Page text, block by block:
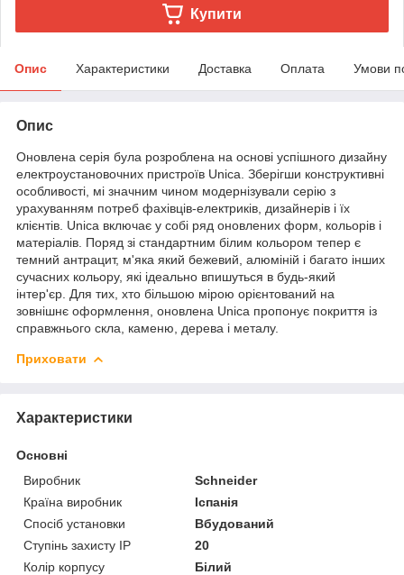
Купити
Опис Характеристики Доставка Оплата Умови
Опис
Оновлена серія була розроблена на основі успішного дизайну
електроустановочних пристроїв Unica. Зберігши конструктивні
особливості, мі значним чином модернізували серію з
урахуванням потреб фахівців-електриків, дизайнерів і їх
клієнтів. Unica включає у собі ряд оновлених форм, кольорів і
матеріалів. Поряд зі стандартним білим кольором тепер є
темний антрацит, м'яка який бежевий, алюміній і багато інших
сучасних кольору, які ідеально впишуться в будь-який
інтер'єр. Для тих, хто більшою мірою орієнтований на
зовнішнє оформлення, оновлена Unica пропонує покриття із
справжнього скла, каменю, дерева і металу.
Приховати
Характеристики
Основні
Виробник
Schneider
Країна виробник
Іспанія
Спосіб установки
Вбудований
Ступінь захисту IP
20
Колір корпусу
Білий